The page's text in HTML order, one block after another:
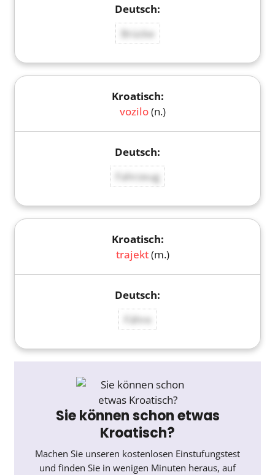
Brücke
vozilo(n.)
Fahrzeug
trajekt(m.)
Fähre
Sie können schon etwas
Kroatisch?
Machen Sie unseren kostenlosen Einstufungstest
und finden Sie in wenigen Minuten heraus, auf